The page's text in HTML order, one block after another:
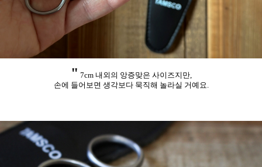
" 7cm 내외의 앙증맞은 사이즈지만,
손에 들어보면 생각보다 묵직해 놀라실 거예요.